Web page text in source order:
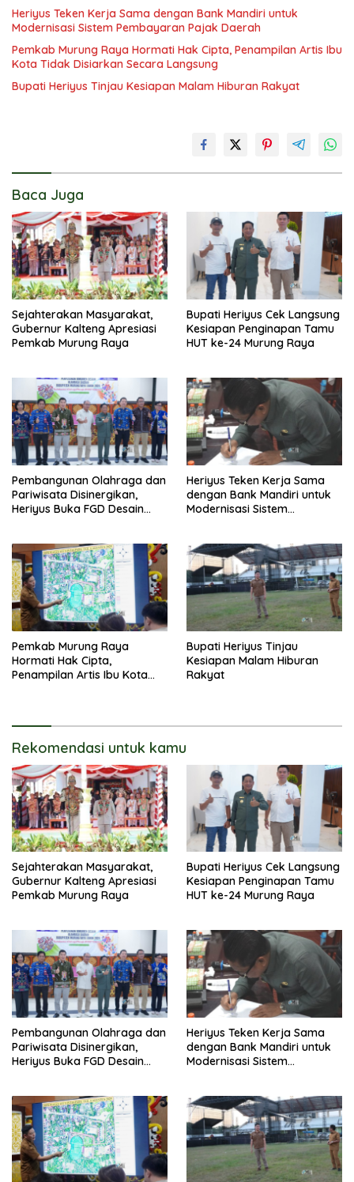
Heriyus Teken Kerja Sama dengan Bank Mandiri untuk
Modernisasi Sistem Pembayaran Pajak Daerah
Pemkab Murung Raya Hormati Hak Cipta, Penampilan Artis Ibu
Kota Tidak Disiarkan Secara Langsung
Bupati Heriyus Tinjau Kesiapan Malam Hiburan Rakyat
Baca Juga
Sejahterakan Masyarakat,
Gubernur Kalteng Apresiasi
Pemkab Murung Raya
Bupati Heriyus Cek Langsung
Kesiapan Penginapan Tamu
HUT ke-24 Murung Raya
Pembangunan Olahraga dan
Pariwisata Disinergikan,
Heriyus Buka FGD Desain
Heriyus Teken Kerja Sama
dengan Bank Mandiri untuk
Modernisasi Sistem
Pemkab Murung Raya
Hormati Hak Cipta,
Penampilan Artis Ibu Kota
Bupati Heriyus Tinjau
Kesiapan Malam Hiburan
Rakyat
Rekomendasi untuk kamu
Sejahterakan Masyarakat,
Gubernur Kalteng Apresiasi
Pemkab Murung Raya
Bupati Heriyus Cek Langsung
Kesiapan Penginapan Tamu
HUT ke-24 Murung Raya
Pembangunan Olahraga dan
Pariwisata Disinergikan,
Heriyus Buka FGD Desain
Heriyus Teken Kerja Sama
dengan Bank Mandiri untuk
Modernisasi Sistem